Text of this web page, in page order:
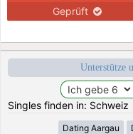
Geprüft
Unterstütze
Singles finden in: Schweiz
Dating Aargau